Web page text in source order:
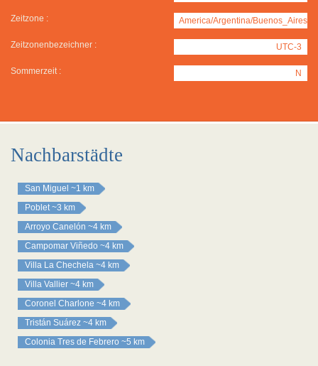
Zeitzone : America/Argentina/Buenos_Aires
Zeitzonenbezeichner : UTC-3
Sommerzeit : N
Nachbarstädte
San Miguel ~1 km
Poblet ~3 km
Arroyo Canelón ~4 km
Campomar Viñedo ~4 km
Villa La Chechela ~4 km
Villa Vallier ~4 km
Coronel Charlone ~4 km
Tristán Suárez ~4 km
Colonia Tres de Febrero ~5 km